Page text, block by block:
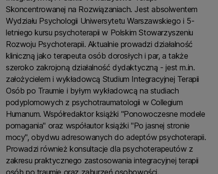
Skoncentrowanej na Rozwiązaniach. Jest absolwentem
Wydziału Psychologii Uniwersytetu Warszawskiego i 5-
letniego kursu psychoterapii w Polskim Stowarzyszeniu
Rozwoju Psychoterapii. Aktualnie prowadzi działalność
kliniczną jako terapeuta osób dorosłych i par, a także
szeroko zakrojoną działalność dydaktyczną - jest m.in.
założycielem i wykładowcą Studium Integracyjnej Terapii
Osób po Traumie i byłym wykładowcą na studiach
podyplomowych z psychotraumatologii w Collegium
Humanum. Współredaktor książki "Ponowoczesne modele
pomagania" oraz współautor książki "Po jasnej stronie
mocy", obydwu adresowanych do adeptów psychoterapii.
Prowadzi również konsultacje dla psychoterapeutów z
zakresu praktycznego zastosowania integracyjnej terapii
osób po traumie oraz zaburzeń osobowości.